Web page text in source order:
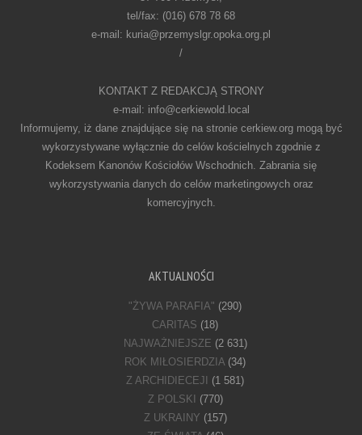
tel/fax: (016) 678 78 68
e-mail: kuria@przemyslgr.opoka.org.pl
/
KONTAKT Z REDAKCJĄ STRONY
e-mail: info@cerkiewold.local
Informujemy, iż dane znajdujące się na stronie cerkiew.org mogą być
wykorzystywane wyłącznie do celów kościelnych zgodnie z
Kodeksem Kanonów Kościołów Wschodnich. Zabrania się
wykorzystywania danych do celów marketingowych oraz
komercyjnych.
AKTUALNOŚCI
"ŻYWA PARAFIA" (290)
CARITAS (18)
NAJWAŻNIEJSZE (2 631)
ROK MIŁOSIERDZIA(34)
Z ARCHIDIECEJI
(1 581)
Z POLSKI
(770)
Z UKRAINY (157)